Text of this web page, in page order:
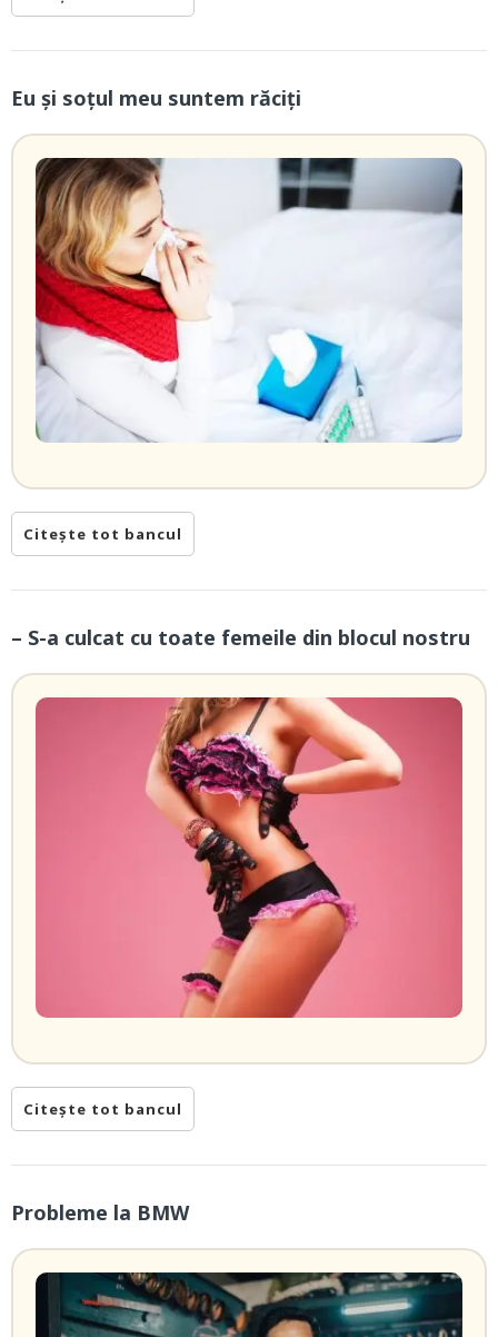
Eu și soțul meu suntem răciți
Citește tot bancul
– S-a culcat cu toate femeile din blocul nostru
Citește tot bancul
Probleme la BMW